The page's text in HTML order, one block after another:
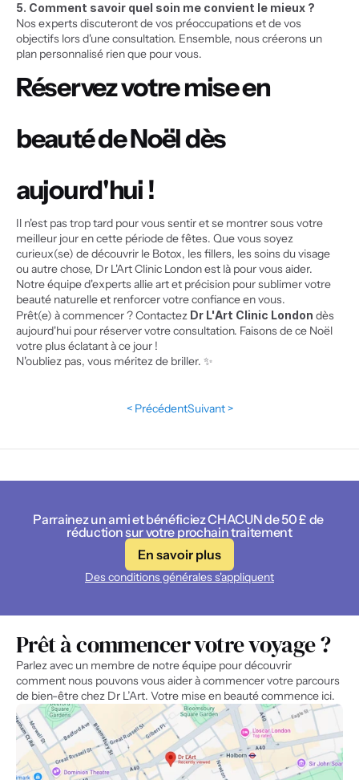
5. Comment savoir quel soin me convient le mieux ?
Nos experts discuteront de vos préoccupations et de vos
objectifs lors d'une consultation. Ensemble, nous créerons un
plan personnalisé rien que pour vous.
Réservez votre mise en
beauté de Noël dès
aujourd'hui !
Il n'est pas trop tard pour vous sentir et se montrer sous votre
meilleur jour en cette période de fêtes. Que vous soyez
curieux(se) de découvrir le Botox, les fillers, les soins du visage
ou autre chose, Dr L'Art Clinic London est là pour vous aider.
Notre équipe d'experts allie art et précision pour sublimer votre
beauté naturelle et renforcer votre confiance en vous.
Prêt(e) à commencer ? Contactez Dr L'Art Clinic London dès
aujourd'hui pour réserver votre consultation. Faisons de ce Noël
votre plus éclatant à ce jour !
N'oubliez pas, vous méritez de briller. ✨
< PrécédentSuivant >
Parrainez un ami et bénéficiez CHACUN de 50 £ de
réduction sur votre prochain traitement
En savoir plus
Des conditions générales s'appliquent
Prêt à commencer votre voyage ?
Parlez avec un membre de notre équipe pour découvrir
comment nous pouvons vous aider à commencer votre parcours
de bien-être chez Dr L’Art. Votre mise en beauté commence ici.